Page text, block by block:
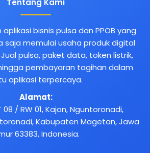
Tentang Kami
bisnis pulsa dan PPOB yang
saja memulai usaha produk digital
pulsa, paket data, token listrik,
pembayaran tagihan dalam
aplikasi terpercaya.
Alamat:
08 / RW 01, Kajon, Nguntoronadi,
Kabupaten Magetan, Jawa
63383, Indonesia.